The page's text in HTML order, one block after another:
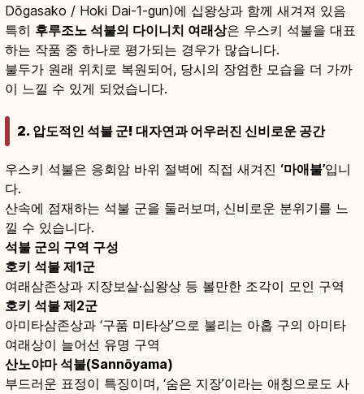
Dōgasako / Hoki Dai-1-gun)에 십왕상과 함께 새겨져 있음
특히 후루조노 석불의 다이니치 여래상은 우스키 석불을 대표
하는 작품 중 하나로 평가되는 경우가 많습니다.
불두가 원래 위치로 복원되어, 당시의 장엄한 모습을 더 가까
이 느낄 수 있게 되었습니다.
2. 압도적인 석불 군! 대자연과 어우러진 신비로운 공간
우스키 석불은 응회암 바위 절벽에 직접 새겨진 ‘마애불’입니
다.
산속에 점재하는 석불 군을 둘러보며, 신비로운 분위기를 느
낄 수 있습니다.
석불 군의 구역 구성
호키 석불 제1군
여래삼존상과 지장보살·십왕상 등 볼만한 조각이 모인 구역
호키 석불 제2군
아미타삼존상과 ‘구품 미타상’으로 불리는 아홉 구의 아미타
여래상이 늘어선 유명 구역
산노야마 석불(Sannōyama)
부드러운 표정이 특징이며, ‘숨은 지장’이라는 애칭으로도 사